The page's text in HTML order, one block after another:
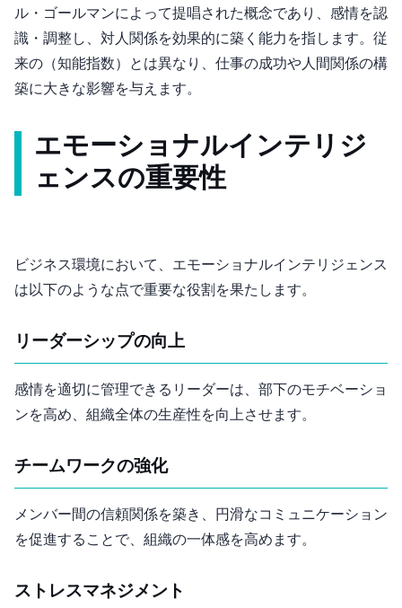
ル・ゴールマンによって提唱された概念であり、感情を認
識・調整し、対人関係を効果的に築く能力を指します。従
来のIQ（知能指数）とは異なり、仕事の成功や人間関係の構
築に大きな影響を与えます。
エモーショナルインテリジ
ェンスの重要性
ビジネス環境において、エモーショナルインテリジェンス
は以下のような点で重要な役割を果たします。
リーダーシップの向上
感情を適切に管理できるリーダーは、部下のモチベーショ
ンを高め、組織全体の生産性を向上させます。
チームワークの強化
メンバー間の信頼関係を築き、円滑なコミュニケーション
を促進することで、組織の一体感を高めます。
ストレスマネジメント